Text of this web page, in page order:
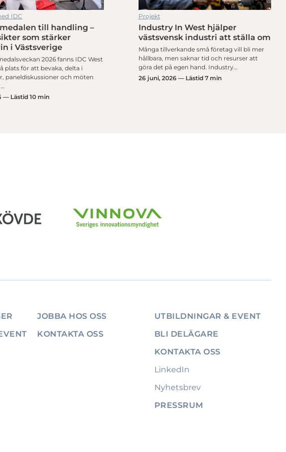
IDC
till handling –
som stärker
i Västsverige
2026 fanns IDC West
plats för att bevaka, delta i
paneldiskussioner och möten
— Lästid 10 min
Projekt
Industry In West hjälper
västsvensk industri att ställa om
Många tillverkande små företag vill bli mer
hållbara, men saknar tid och resurser att
göra det på egen hand. Industry…
26 juni, 2026 — Lästid 7 min
JOBBA HOS OSS
KONTAKTA OSS
UTBILDNINGAR & EVENT
BLI DELÄGARE
KONTAKTA OSS
LinkedIn
Nyhetsbrev
PRESSRUM